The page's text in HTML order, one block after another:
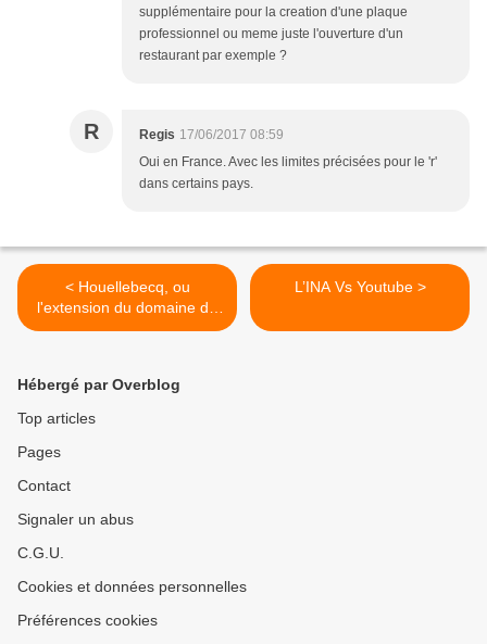
supplémentaire pour la creation d'une plaque
professionnel ou meme juste l'ouverture d'un
restaurant par exemple ?
R Regis 17/06/2017 08:59
Oui en France. Avec les limites précisées pour le 'r'
dans certains pays.
< Houellebecq, ou
l'extension du domaine de
la licence Creative
L’INA Vs Youtube >
Hébergé par Overblog
Top articles
Pages
Contact
Signaler un abus
C.G.U.
Cookies et données personnelles
Préférences cookies